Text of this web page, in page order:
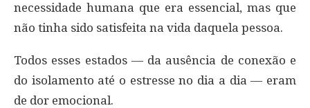
necessidade humana que era essencial, mas que
não tinha sido satisfeita na vida daquela pessoa.
Todos esses estados — da ausência de conexão e
do isolamento até o estresse no dia a dia — eram
de dor emocional.